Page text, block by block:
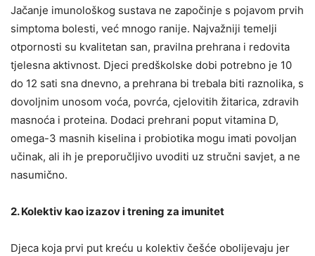
Jačanje imunološkog sustava ne započinje s pojavom prvih
simptoma bolesti, već mnogo ranije. Najvažniji temelji
otpornosti su kvalitetan san, pravilna prehrana i redovita
tjelesna aktivnost. Djeci predškolske dobi potrebno je 10
do 12 sati sna dnevno, a prehrana bi trebala biti raznolika, s
dovoljnim unosom voća, povrća, cjelovitih žitarica, zdravih
masnoća i proteina. Dodaci prehrani poput vitamina D,
omega-3 masnih kiselina i probiotika mogu imati povoljan
učinak, ali ih je preporučljivo uvoditi uz stručni savjet, a ne
nasumično.
2. Kolektiv kao izazov i trening za imunitet
Djeca koja prvi put kreću u kolektiv češće obolijevaju jer